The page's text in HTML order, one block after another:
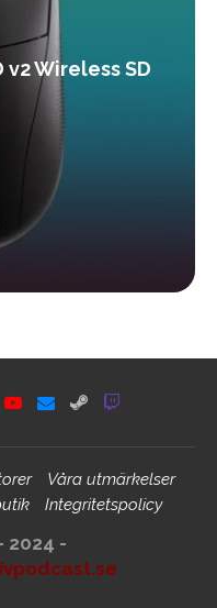
v2 Wireless SD
Våra utmärkelser
Integritetspolicy
2024 -